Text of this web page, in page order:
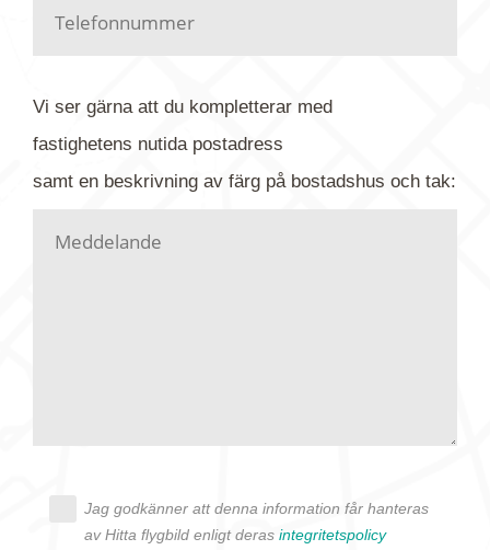
Har du kanske en urblekt flygbild ber vi dig titta på
kontaktar dig så fort vi kan, givetvis utan
Vi ser gärna att du kompletterar med
fastighetens nutidapostadress
samt en beskrivning av färg på bostadshus och tak:
Jag godkänner att denna information får hanteras
av Hitta flygbild enligt deras integritetspolicy